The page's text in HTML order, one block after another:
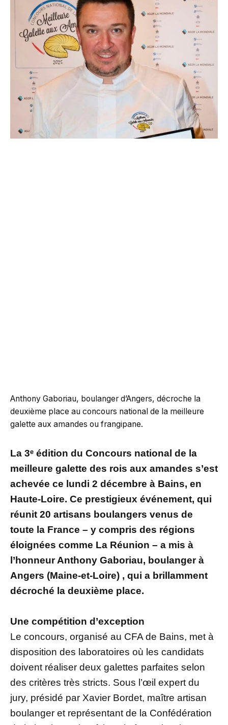
Anthony Gaboriau, boulanger d’Angers, décroche la
deuxième place au concours national de la meilleure
galette aux amandes ou frangipane.
La 3ᵉ édition du Concours national de la
meilleure galette des rois aux amandes s’est
achevée ce lundi 2 décembre à Bains, en
Haute-Loire. Ce prestigieux événement, qui
réunit 20 artisans boulangers venus de
toute la France – y compris des régions
éloignées comme La Réunion – a mis à
l’honneur Anthony Gaboriau, boulanger à
Angers (Maine-et-Loire) , qui a brillamment
décroché la deuxième place.
Une compétition d’exception
Le concours, organisé au CFA de Bains, met à
disposition des laboratoires où les candidats
doivent réaliser deux galettes parfaites selon
des critères très stricts. Sous l’œil expert du
jury, présidé par Xavier Bordet, maître artisan
boulanger et représentant de la Confédération